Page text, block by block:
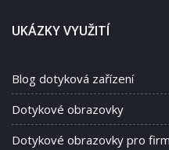
UKÁZKY VYUŽITÍ
Blog dotyková zařízení
Dotykové obrazovky
Dotykové obrazovky pro